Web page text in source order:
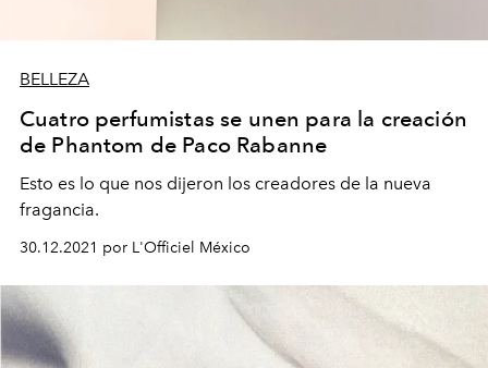
BELLEZA
Cuatro perfumistas se unen para la creación
de Phantom de Paco Rabanne
Esto es lo que nos dijeron los creadores de la nueva
fragancia.
30.12.2021 por L'Officiel México